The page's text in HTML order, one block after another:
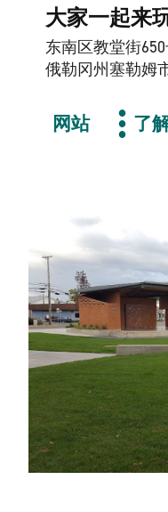
大家一起来
东南区教堂街
俄勒冈州塞勒姆
网站 了